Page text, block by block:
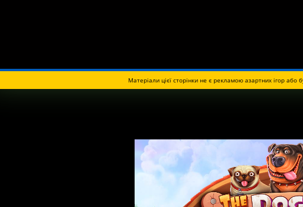
Матеріали цієї сторінки не є рекламою азартних ігор